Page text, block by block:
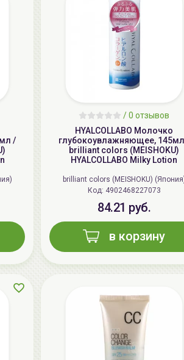
ГЕЛЬТЕК cleansing Маска энзимная
пектиновая, 200г, GELTEK
124.98 руб. -52%
aкция
/
/0 отзывов
HYALCOLLABO Молочко
глубокоувлажняющее,
brilliant colors (MEISHOKU)
HYALCOLLABO Milky Lotion
brilliant colors (MEISHOKU)
Код: 4902468227073
84.21 руб.
в корзину